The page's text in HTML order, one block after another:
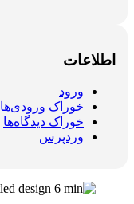
اطلاعات
ورود
خوراک ورودی‌ها
خوراک دیدگاه‌ها
وردپرس